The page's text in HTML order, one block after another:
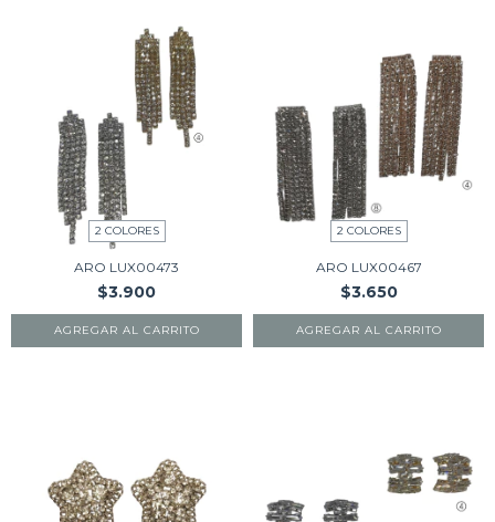
2 COLORES
ARO LUX00473
$3.900
AGREGAR AL CARRITO
2 COLORES
ARO LUX00467
$3.650
AGREGAR AL CARRITO